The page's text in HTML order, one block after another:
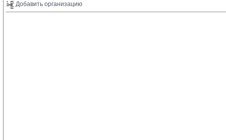
Добавить организацию